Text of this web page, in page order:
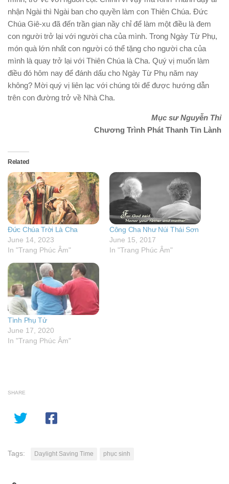
nhận Ngài thì Ngài ban cho quyền làm con Thiên Chúa. Ðức
Chúa Giê-xu đã đến trần gian nầy chỉ để làm một điều là đem
con người trở lại với người cha của mình. Trong Ngày Từ Phụ,
món quà lớn nhất con người có thể tặng cho người cha của
mình là quay trở lại với Thiên Chúa là Cha. Quý vị muốn làm
điều đó hôm nay để đánh dấu cho Ngày Từ Phụ năm nay
không? Mời quý vị liên lạc với chúng tôi để được hướng dẫn
trên con đường trở về Nhà Cha.
Mục sư Nguyễn Thỉ
Chương Trình Phát Thanh Tin Lành
Related
Ðức Chúa Trời Là Cha
June 14, 2023
In "Trang Phúc Âm"
Công Cha Như Núi Thái Sơn
June 15, 2017
In "Trang Phúc Âm"
Tình Phụ Tử
June 17, 2020
In "Trang Phúc Âm"
SHARE
Tags: Daylight Saving Time phục sinh